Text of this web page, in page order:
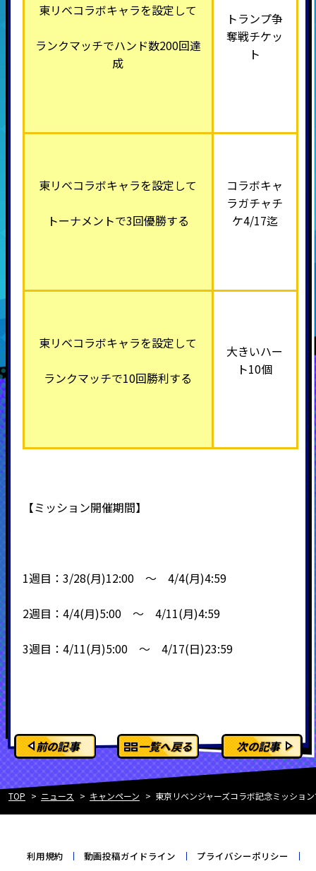
東リベコラボキャラを設定して
ランクマッチでハンド数200回達
成
トランプ争
奪戦チケッ
ト
東リベコラボキャラを設定して
トーナメントで3回優勝する
コラボキャ
ラガチャチ
ケ4/17迄
東リベコラボキャラを設定して
ランクマッチで10回勝利する
大きいハー
ト10個
【ミッション開催期間】
1週目：3/28(月)12:00 ～ 4/4(月)4:59
2週目：4/4(月)5:00 ～ 4/11(月)4:59
3週目：4/11(月)5:00 ～ 4/17(日)23:59
前の記事 一覧へ戻る 次の記事
TOP ニュース キャンペーン 東京リベンジャーズコラボ記念ミッショ
利用規約 動画投稿ガイドライン
プライバシーポリシー